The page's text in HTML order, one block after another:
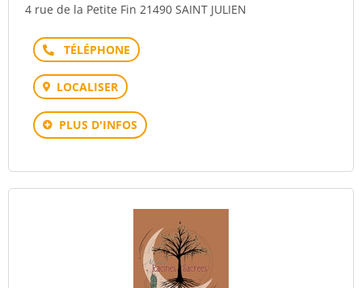
4 rue de la Petite Fin 21490 SAINT JULIEN
Téléphone
LOCALISER
PLUS D'INFOS